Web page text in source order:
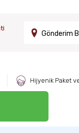
Gönderim
Hijyenik Paket